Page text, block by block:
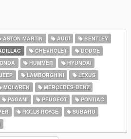
ASTON MARTIN AUDI
BENTLEY
CHEVROLET
DODGE
HUMMER
HYUNDAI
LAMBORGHINI
LEXUS
MCLAREN
MERCEDES-BENZ
PAGANI PEUGEOT
PONTIAC
ROLLS ROYCE
SUBARU